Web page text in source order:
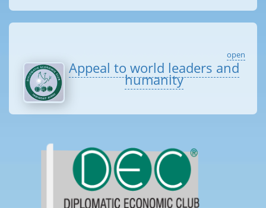
open
Appeal to world leaders and
humanity